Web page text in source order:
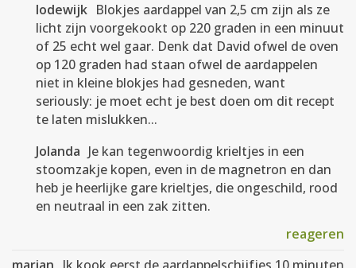
lodewijk Blokjes aardappel van 2,5 cm zijn als ze
licht zijn voorgekookt op 220 graden in een minuut
of 25 echt wel gaar. Denk dat David ofwel de oven
op 120 graden had staan ofwel de aardappelen
niet in kleine blokjes had gesneden, want
seriously: je moet echt je best doen om dit recept
te laten mislukken...
Jolanda Je kan tegenwoordig krieltjes in een
stoomzakje kopen, even in de magnetron en dan
heb je heerlijke gare krieltjes, die ongeschild, rood
en neutraal in een zak zitten.
reageren